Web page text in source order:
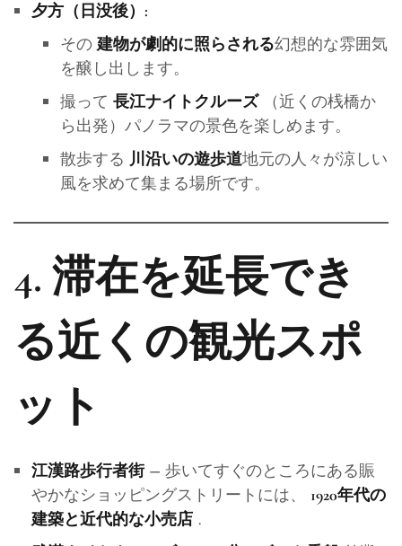
夕方（日没後）:
その建物が劇的に照らされる幻想的な雰囲気
を醸し出します。
撮って 長江ナイトクルーズ（近くの桟橋か
ら出発）パノラマの景色を楽しめます。
散歩する 川沿いの遊歩道地元の人々が涼しい
風を求めて集まる場所です。
4. 滞在を延長でき
る近くの観光スポ
ット
江漢路歩行者街– 歩いてすぐのところにある賑
やかなショッピングストリートには、
1920年代の
建築と近代的な小売店.